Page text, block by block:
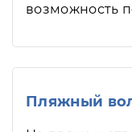
возможность
Пляжный